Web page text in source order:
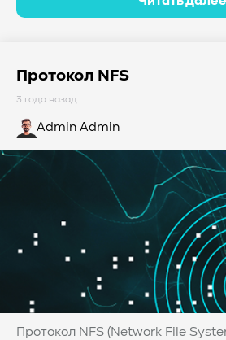
Протокол NFS
3 года назад
Admin Admin
Протокол NFS (Network File